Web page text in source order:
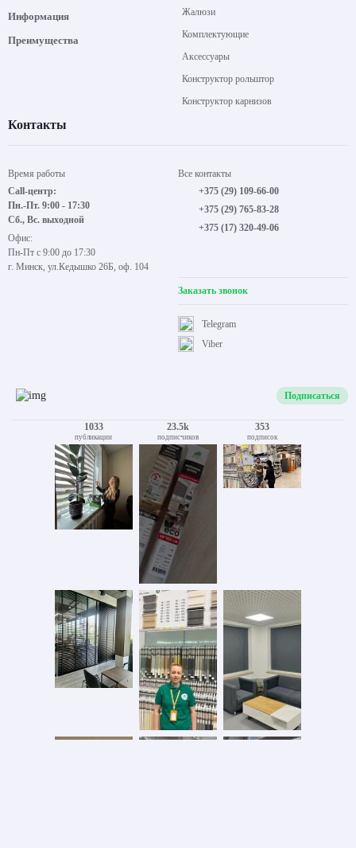
Информация
Преимущества
Жалюзи
Комплектующие
Аксессуары
Конструктор рольштор
Конструктор карнизов
Контакты
Время работы
Call-центр:
Пн.-Пт. 9:00 - 17:30
Сб., Вс. выходной
Офис:
Пн-Пт с 9:00 до 17:30
г. Минск, ул.Кедышко 26Б, оф. 104
Все контакты
+375 (29) 109-66-00
+375 (29) 765-83-28
+375 (17) 320-49-06
Заказать звонок
Viber
Telegram
Подписаться
1033
публикации
23.5k
подписчиков
353
подписок